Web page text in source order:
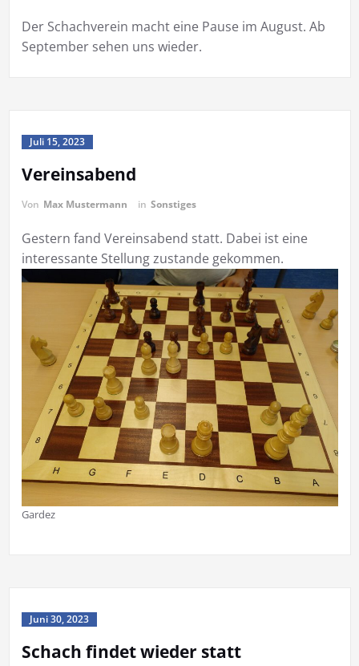
Der Schachverein macht eine Pause im August. Ab
September sehen uns wieder.
Juli 15, 2023
Vereinsabend
Von Max Mustermann in Sonstiges
Gestern fand Vereinsabend statt. Dabei ist eine
interessante Stellung zustande gekommen.
Gardez
Juni 30, 2023
Schach findet wieder statt